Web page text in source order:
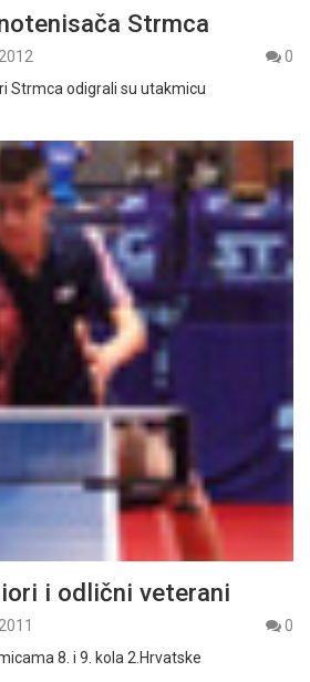
Strmca
0
Strmca odigrali su utakmicu
i odlični veterani
0
8. i 9. kola 2.Hrvatske